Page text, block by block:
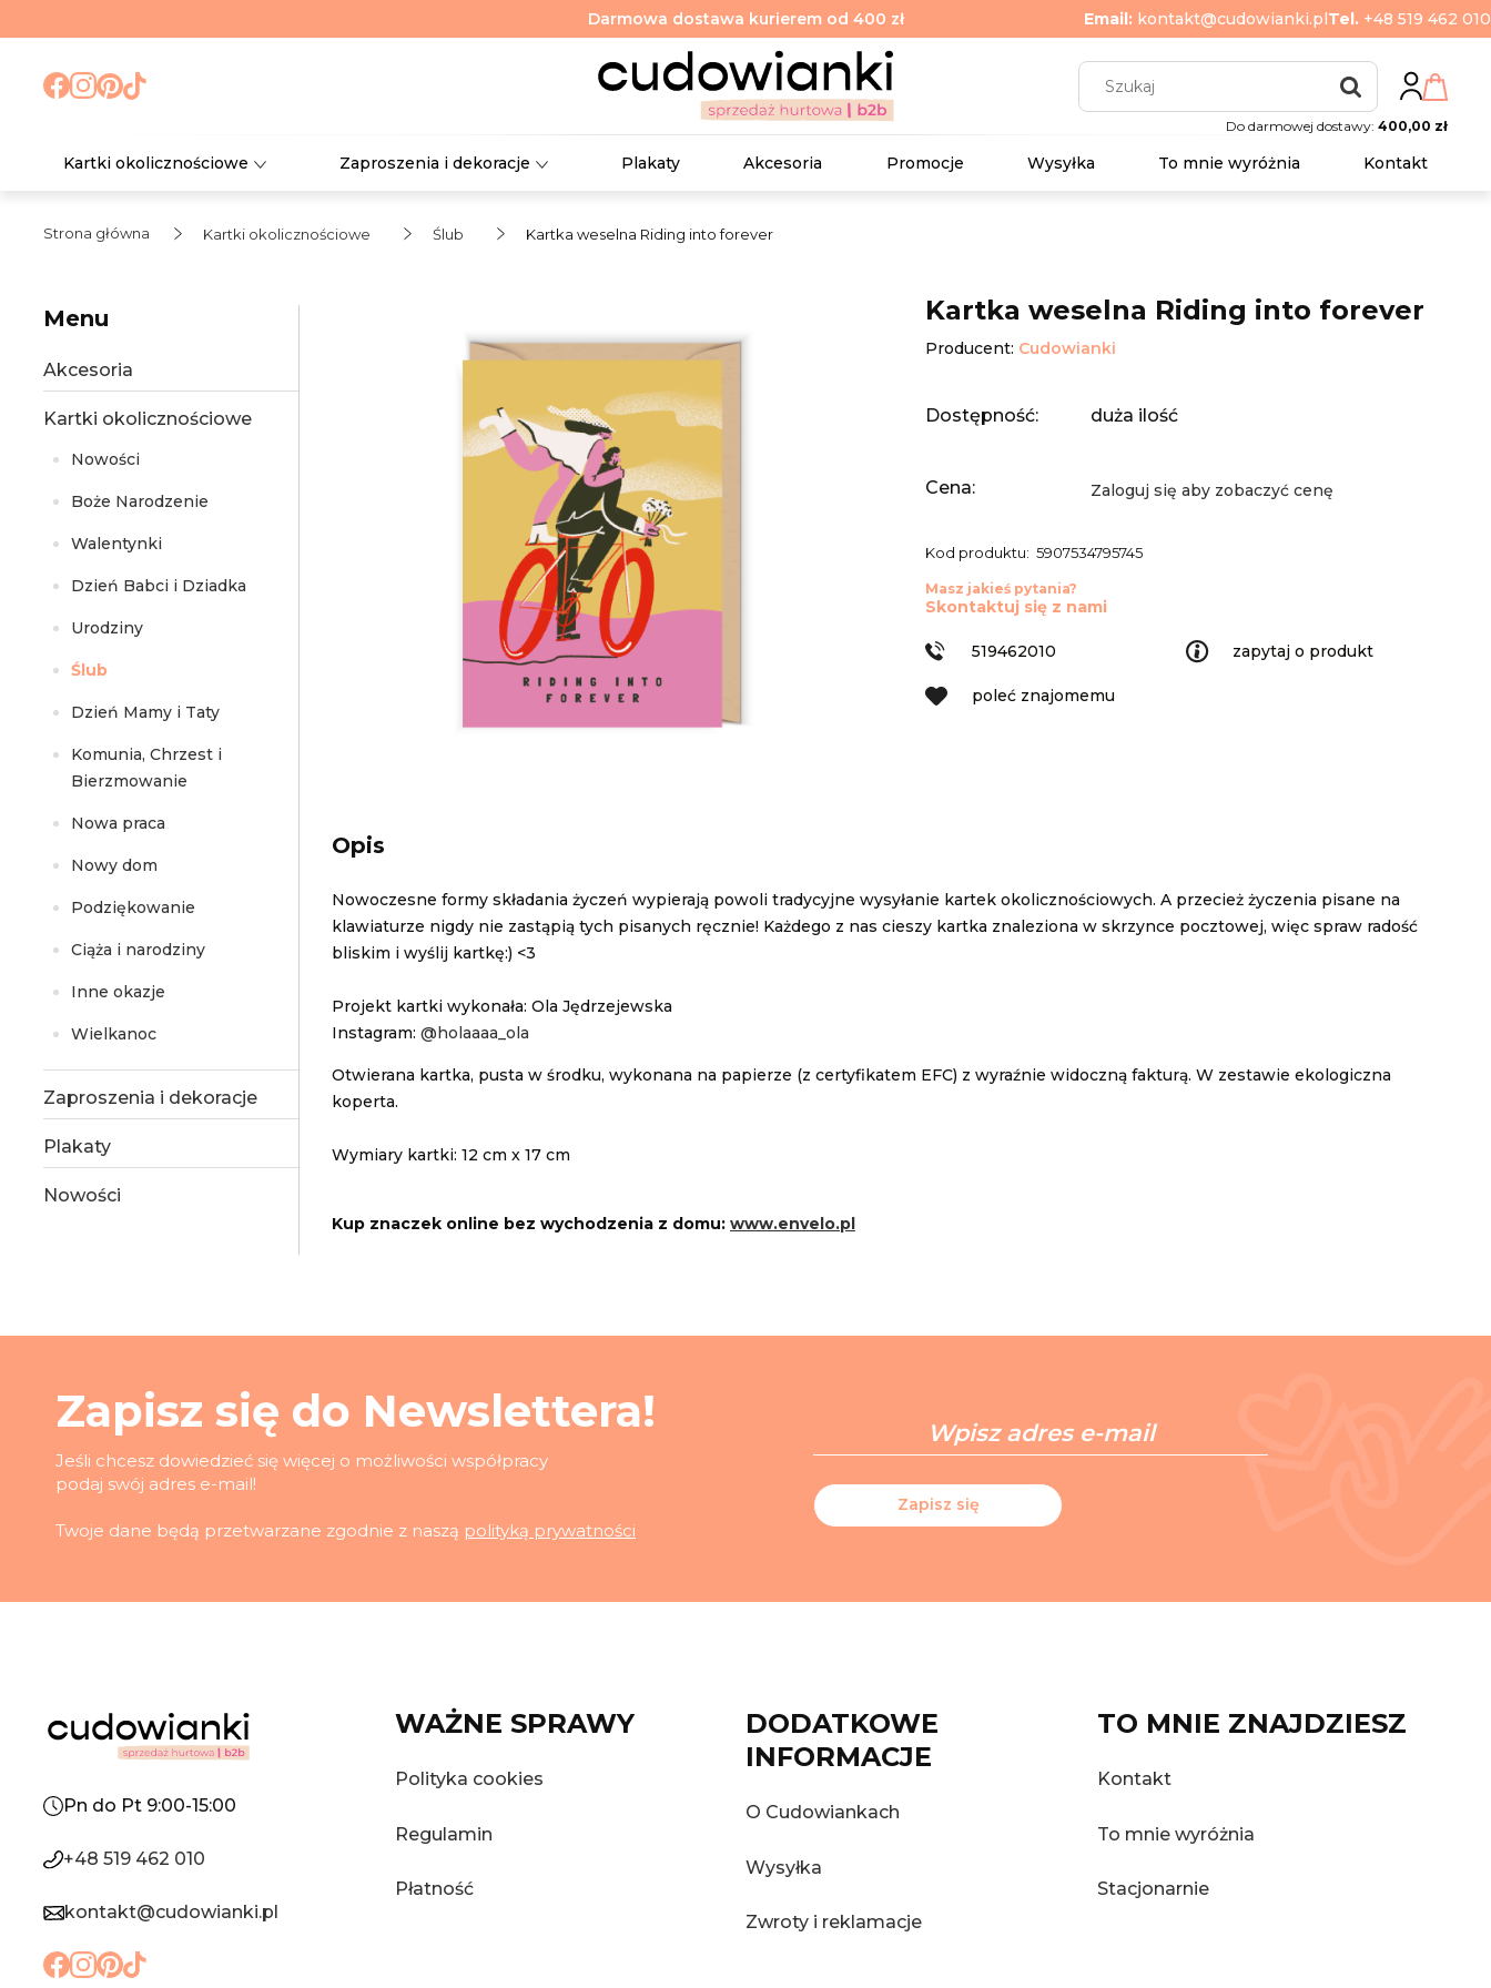
Darmowa dostawa kurierem od 400 zł Email: kontakt@cudowianki.plTel. +48 519 462 010
Do darmowej dostawy: 400,00 zł
Kartki okolicznościowe Zaproszenia i dekoracje Plakaty Akcesoria Promocje Wysyłka To mnie wyróżnia Kontakt
Strona główna Kartki okolicznościowe Ślub Kartka weselna Riding into forever
Menu
Akcesoria
Kartki okolicznościowe
Nowości
Boże Narodzenie
Walentynki
Dzień Babci i Dziadka
Urodziny
Ślub
Dzień Mamy i Taty
Komunia, Chrzest i
Bierzmowanie
Nowa praca
Nowy dom
Podziękowanie
Ciąża i narodziny
Inne okazje
Wielkanoc
Zaproszenia i dekoracje
Plakaty
Nowości
Kartka weselna Riding into forever
Producent: Cudowianki
Dostępność: duża ilość
Cena: Zaloguj się aby zobaczyć cenę
Kod produktu: 5907534795745
zapytaj o produkt
poleć znajomemu
Masz jakieś pytania?
Skontaktuj się z nami
519462010
Opis
Nowoczesne formy składania życzeń wypierają powoli tradycyjne wysyłanie kartek okolicznościowych. A przecież życzenia pisane na
klawiaturze nigdy nie zastąpią tych pisanych ręcznie! Każdego z nas cieszy kartka znaleziona w skrzynce pocztowej, więc spraw radość
bliskim i wyślij kartkę:) <3
Projekt kartki wykonała: Ola Jędrzejewska
Instagram: @holaaaa_ola
Otwierana kartka, pusta w środku, wykonana na papierze (z certyfikatem EFC) z wyraźnie widoczną fakturą. W zestawie ekologiczna
koperta.
Wymiary kartki: 12 cm x 17 cm
Kup znaczek online bez wychodzenia z domu: www.envelo.pl
Zapisz się do Newslettera!
Jeśli chcesz dowiedzieć się więcej o możliwości współpracy
podaj swój adres e-mail!
Twoje dane będą przetwarzane zgodnie z naszą polityką prywatności
Zapisz się
Pn do Pt 9:00-15:00
+48 519 462 010
kontakt@cudowianki.pl
WAŻNE SPRAWY
Polityka cookies
Regulamin
Płatność
DODATKOWE
INFORMACJE
O Cudowiankach
Wysyłka
Zwroty i reklamacje
TO MNIE ZNAJDZIESZ
Kontakt
To mnie wyróżnia
Stacjonarnie